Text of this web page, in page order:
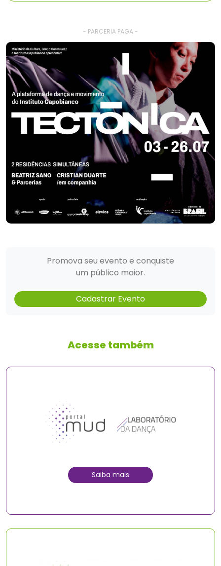
- PARCERIA PAGA -
Promova seu evento e conquiste
um público maior.
Cadastrar Evento
Acesse também
Saiba mais